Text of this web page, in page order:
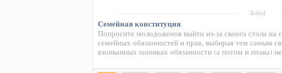
Семейная конституция
Попросите молодоженов выйти из-за своего стола на
семейных обязанностей и прав, выбирая тем самым
взорванных шариках обязанности (а потом и права)